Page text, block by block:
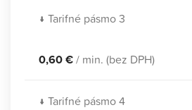
↓ Tarifné pásmo 3
0,60 €/ min. (bez DPH)
↓ Tarifné pásmo 4